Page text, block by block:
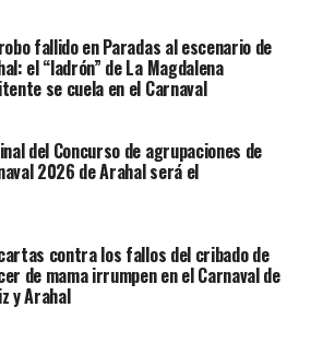
fallido en Paradas al escenario de
el “ladrón” de La Magdalena
se cuela en el Carnaval
del Concurso de agrupaciones de
2026 de Arahal será el
contra los fallos del cribado de
de mama irrumpen en el Carnaval de
y Arahal